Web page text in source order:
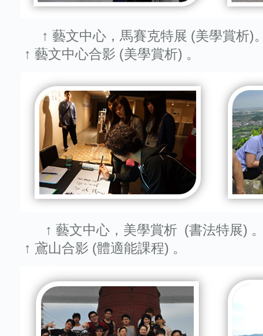
↑ 藝文中心，馬賽克特
↑ 藝文中心合影 (美學賞析) 。
↑ 藝文中心，美學賞析
↑ 鳶山合影 (體適能課程) 。